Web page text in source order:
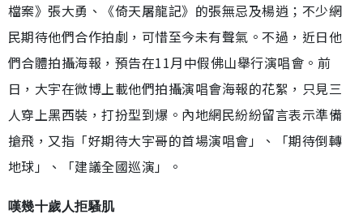
檔案》張大勇、《倚天屠龍記》的張無忌及楊逍；不少網
民期待他們合作拍劇，可惜至今未有聲氣。不過，近日他
們合體拍攝海報，預告在11月中假佛山舉行演唱會。前
日，大宇在微博上載他們拍攝演唱會海報的花絮，只見三
人穿上黑西裝，打扮型到爆。內地網民紛紛留言表示準備
搶飛，又指「好期待大宇哥的首場演唱會」、「期待倒轉
地球」、「建議全國巡演」。
嘆幾十歲人拒騷肌